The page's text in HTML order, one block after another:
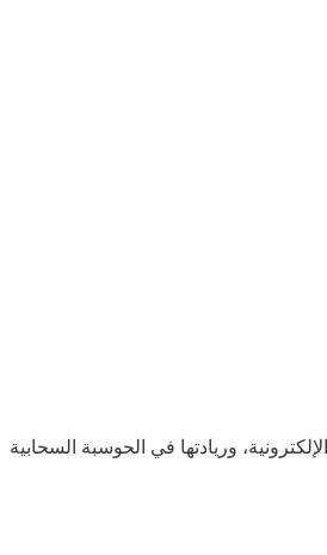
وريادتها في الحوسبة السحابية